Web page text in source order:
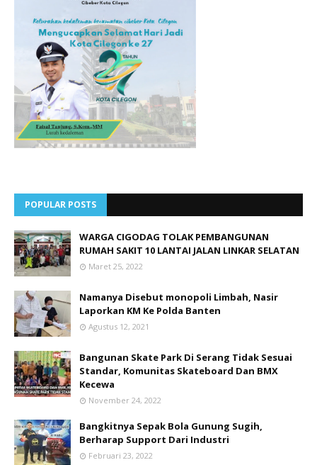
POPULAR POSTS
WARGA CIGODAG TOLAK PEMBANGUNAN
RUMAH SAKIT 10 LANTAI JALAN LINKAR SELATAN
Maret 25, 2022
Namanya Disebut monopoli Limbah, Nasir
Laporkan KM Ke Polda Banten
Agustus 12, 2021
Bangunan Skate Park Di Serang Tidak Sesuai
Standar, Komunitas Skateboard Dan BMX
Kecewa
November 24, 2022
Bangkitnya Sepak Bola Gunung Sugih,
Berharap Support Dari Industri
Februari 23, 2022